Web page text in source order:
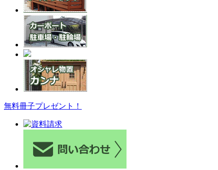
無料冊子プレゼント！